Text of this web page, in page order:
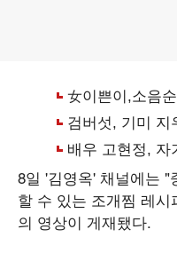
8일 '김영옥' 채널에는
할 수 있는 조개찜 레
의 영상이 게재됐다.